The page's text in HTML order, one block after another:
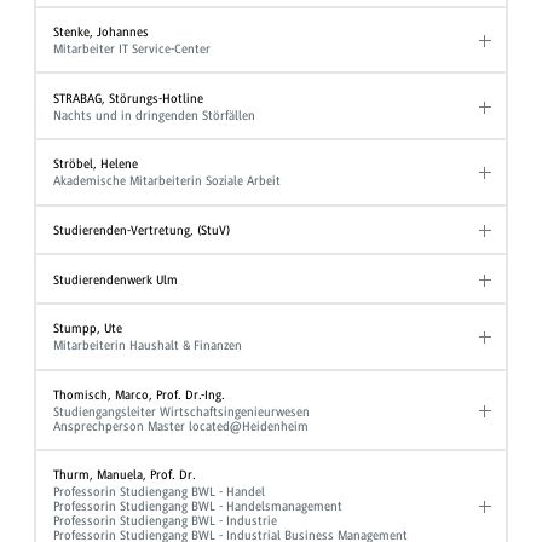
Stenke, Johannes
Mitarbeiter IT Service-Center
STRABAG, Störungs-Hotline
Nachts und in dringenden Störfällen
Ströbel, Helene
Akademische Mitarbeiterin Soziale Arbeit
Studierenden-Vertretung, (StuV)
Studierendenwerk Ulm
Stumpp, Ute
Mitarbeiterin Haushalt & Finanzen
Thomisch, Marco, Prof. Dr.-Ing.
Studiengangsleiter Wirtschaftsingenieurwesen
Ansprechperson Master located@Heidenheim
Thurm, Manuela, Prof. Dr.
Professorin Studiengang BWL - Handel
Professorin Studiengang BWL - Handelsmanagement
Professorin Studiengang BWL - Industrie
Professorin Studiengang BWL - Industrial Business Management